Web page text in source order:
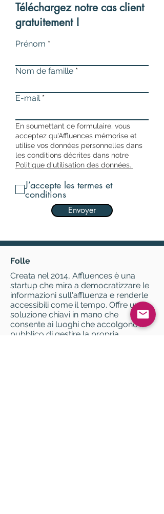
Téléchargez notre cas client
gratuitement !
Prénom
Nom de famille
E-mail
En soumettant ce formulaire, vous
acceptez qu'Affluences mémorise et
utilise vos données personnelles dans
les conditions décrites dans notre
Politique d'utilisation des données.
J’accepte les termes et
conditions
Envoyer
Folle
Creata nel 2014, Affluences è una
startup che mira a democratizzare le
informazioni sull'affluenza e renderle
accessibili come il tempo. Offre una
soluzione chiavi in mano che
consente ai luoghi che accolgono il
pubblico di gestire la propria